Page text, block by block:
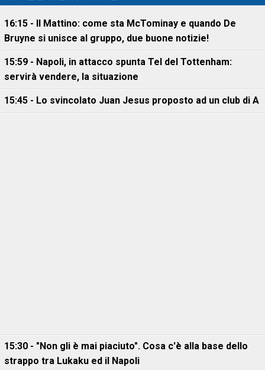
16:15 - Il Mattino: come sta McTominay e quando De
Bruyne si unisce al gruppo, due buone notizie!
15:59 - Napoli, in attacco spunta Tel del Tottenham:
servirà vendere, la situazione
15:45 - Lo svincolato Juan Jesus proposto ad un club di A
15:30 - "Non gli è mai piaciuto". Cosa c'è alla base dello
strappo tra Lukaku ed il Napoli